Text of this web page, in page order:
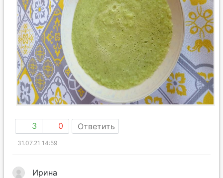
3 0 Ответить
31.07.21 14:59
Ирина